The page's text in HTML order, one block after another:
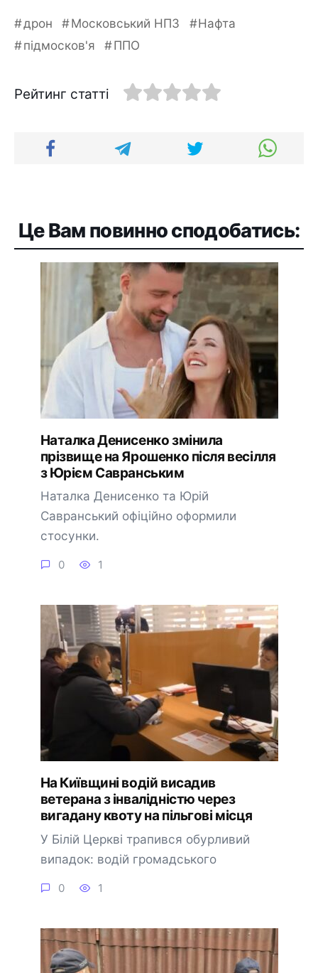
дрон Московський НПЗ
Нафта
підмосков'я
ППО
Рейтинг статті
Це Вам повинно сподобатись:
Наталка Денисенко змінила
прізвище на Ярошенко після весілля
з Юрієм Савранським
Наталка Денисенко та Юрій
Савранський офіційно оформили
стосунки.
0 1
На Київщині водій висадив
ветерана з інвалідністю через
вигадану квоту на пільгові місця
У Білій Церкві трапився обурливий
випадок: водій громадського
0 1